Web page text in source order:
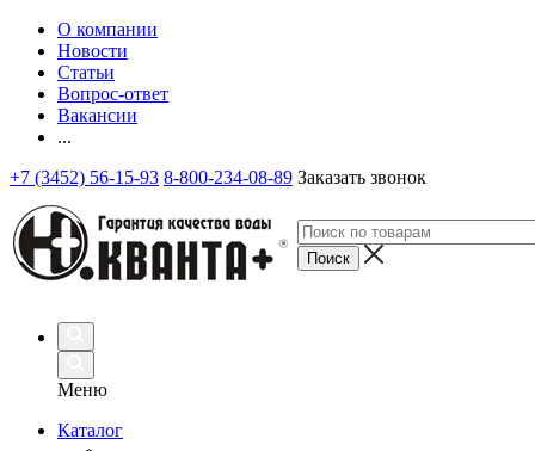
О компании
Новости
Статьи
Вопрос-ответ
Вакансии
...
+7 (3452) 56-15-93 8-800-234-08-89 Заказать звонок
Меню
Каталог